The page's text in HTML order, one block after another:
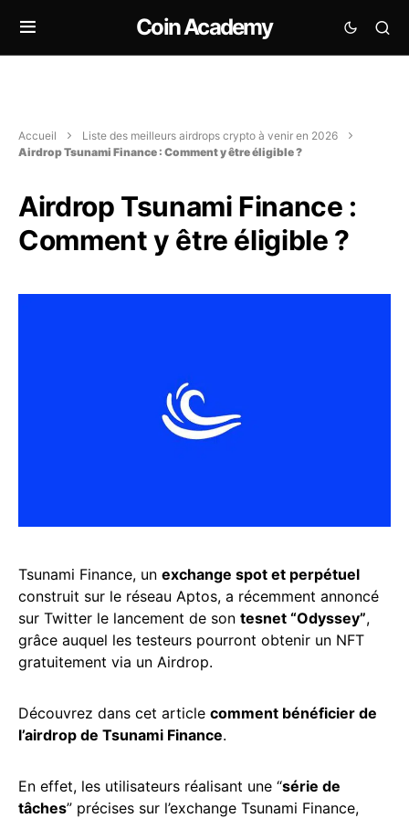
Coin Academy
Accueil
Liste des meilleurs airdrops crypto à venir en 2026
Airdrop Tsunami Finance : Comment y être éligible ?
Airdrop Tsunami Finance :
Comment y être éligible ?
Tsunami Finance, un exchange spot et perpétuel
construit sur le réseau Aptos, a récemment annoncé
sur Twitter le lancement de son tesnet “Odyssey”,
grâce auquel les testeurs pourront obtenir un NFT
gratuitement via un Airdrop.
Découvrez dans cet article comment bénéficier de
l’airdrop de Tsunami Finance.
En effet, les utilisateurs réalisant une “série de
tâches” précises sur l’exchange Tsunami Finance,